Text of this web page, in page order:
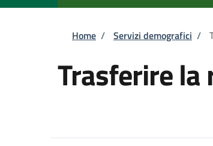
Briciole di
Home / Servizi demografici /
Trasferire la